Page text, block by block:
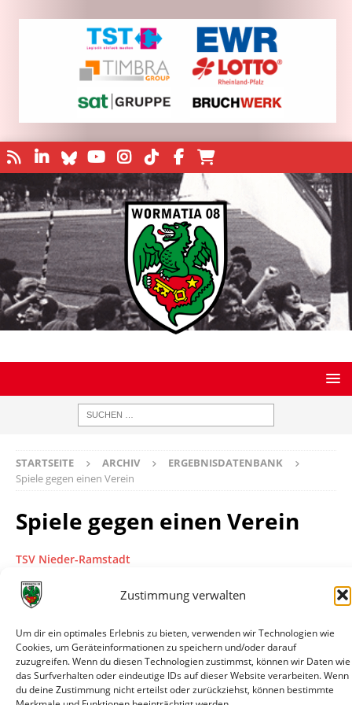
Zustimmung verwalten
Um dir ein optimales Erlebnis zu bieten, verwenden wir Technologien wie
Cookies, um Geräteinformationen zu speichern und/oder darauf
zuzugreifen. Wenn du diesen Technologien zustimmst, können wir Daten wie
das Surfverhalten oder eindeutige IDs auf dieser Website verarbeiten. Wenn
du deine Zustimmung nicht erteilst oder zurückziehst, können bestimmte
STARTSEITE ARCHIV
ERGEBNISDATENBANK
Spiele gegen einen Verein
Spiele gegen einen Verein
TSV Nieder-Ramstadt
Datum
Paarung Ergebnis Wettbewerb
Info
18:00
Nieder-
Ramstadt
-
Wormatia